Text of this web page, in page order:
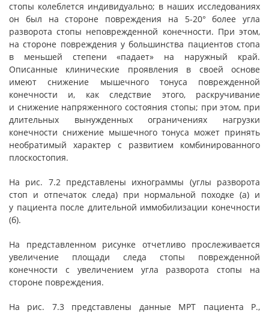
стопы колеблется индивидуально; в наших исследованиях
он был на стороне повреждения на 5-20° более угла
разворота стопы неповрежденной конечности. При этом,
на стороне повреждения у большинства пациентов стопа
в меньшей степени «падает» на наружный край.
Описанные клинические проявления в своей основе
имеют снижение мышечного тонуса поврежденной
конечности и, как следствие этого, раскручивание
и снижение напряженного состояния стопы; при этом, при
длительных вынужденных ограничениях нагрузки
конечности снижение мышечного тонуса может принять
необратимый характер с развитием комбинированного
плоскостопия.
На рис. 7.2 представлены ихнограммы (углы разворота
стоп и отпечаток следа) при нормальной походке (а) и
у пациента после длительной иммобилизации конечности
(б).
На представленном рисунке отчетливо прослеживается
увеличение площади следа стопы поврежденной
конечности с увеличением угла разворота стопы на
стороне повреждения.
На рис. 7.3 представлены данные МРТ пациента Р.,